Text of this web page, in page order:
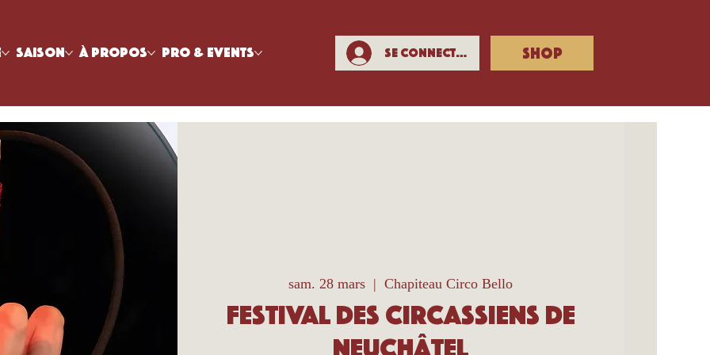
Saison À propos Pro & Events Se connecter SHOP
sam. 28 mars
  |
Chapiteau Circo Bello
Festival des Circassiens de
Neuchâtel